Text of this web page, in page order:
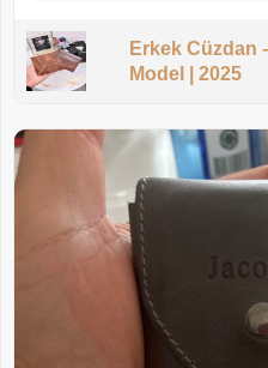
Erkek Cüzdan
Model | 2025